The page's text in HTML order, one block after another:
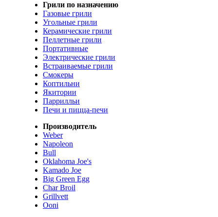
Грили по назначению
Газовые грили
Угольные грили
Керамические грили
Пеллетные грили
Портативные
Электрические грили
Встраиваемые грили
Смокеры
Коптильни
Якитории
Паррилльи
Печи и пицца-печи
Производитель
Weber
Napoleon
Bull
Oklahoma Joe's
Kamado Joe
Big Green Egg
Char Broil
Grillvett
Ooni